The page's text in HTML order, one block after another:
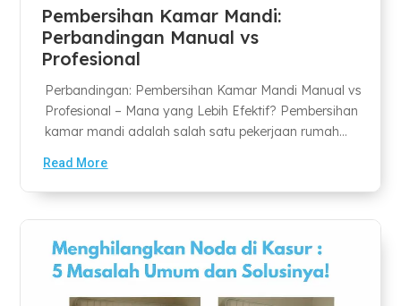
Pembersihan Kamar Mandi:
Perbandingan Manual vs
Profesional
Perbandingan: Pembersihan Kamar Mandi Manual vs
Profesional – Mana yang Lebih Efektif? Pembersihan
kamar mandi adalah salah satu pekerjaan rumah...
Read More